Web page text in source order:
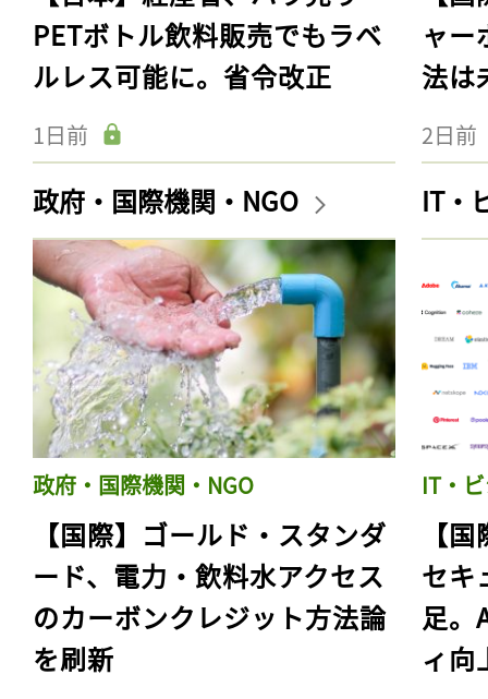
PETボトル飲料販売でもラベ
ルレス可能に。省令改正
1日前
ャー
法は
2日前
政府・国際機関・NGO
政府・国際機関・NGO
【国際】ゴールド・スタンダ
ード、電力・飲料水アクセス
のカーボンクレジット方法論
を刷新
IT・
IT・
【
セキ
足。
ィ向